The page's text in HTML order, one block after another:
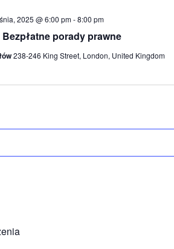
Bezpłatne porady prawne
2025 @ 6:00 pm-8:00 pm
238-246 King Street, London, United Kingdom